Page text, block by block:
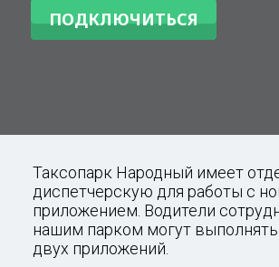
ПОДКЛЮЧИТЬСЯ
Таксопарк Народный имеет
диспетчерскую для работы с
приложением. Водители
нашим парком могут выполнять
двух приложений.